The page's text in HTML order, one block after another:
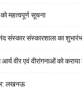
महत्वपूर्ण सूचना
संस्कार संस्कारशाला का
आर्य वीर एवं वीरांगनाओं को
लखनऊ